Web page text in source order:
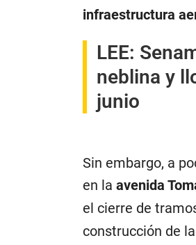
infraestructura
LEE:
neblina y
junio
Sin embargo, a
en la avenida
el cierre de
construcción de la